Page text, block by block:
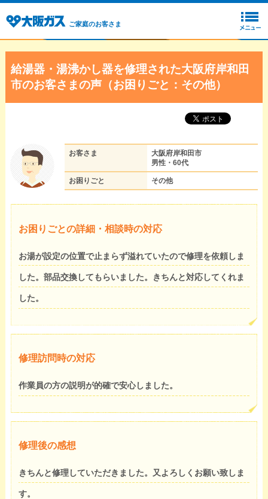
ご家庭のお客さま
給湯器・湯沸かし器を修理された大阪府岸和田
市のお客さまの声（お困りごと：その他）
お客さま
大阪府岸和田市
男性・60代
お困りごと その他
お困りごとの詳細・相談時の対応
お湯が設定の位置で止まらず溢れていたので修理を依頼しま
した。部品交換してもらいました。きちんと対応してくれま
した。
修理訪問時の対応
作業員の方の説明が的確で安心しました。
修理後の感想
きちんと修理していただきました。又よろしくお願い致しま
す。